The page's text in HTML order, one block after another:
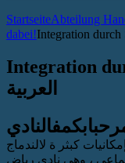
StartseiteAbteilung
dabei!
Integration
العربية
ف85.000ي تتمتع بإمكانيات كبثر ة لالندماج